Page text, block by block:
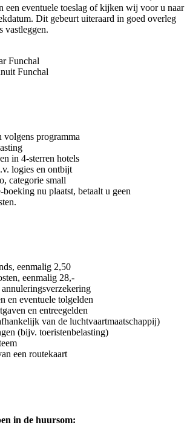
een eventuele toeslag of kijken wij voor u naar
Dit gebeurt uiteraard in goed overleg
vastleggen.
Funchal
Funchal
volgens programma
in 4-sterren hotels
logies en ontbijt
categorie small
nu plaatst, betaalt u geen
eenmalig 2,50
eenmalig 28,-
en eventuele tolgelden
en entreegelden
van de luchtvaartmaatschappij)
(bijv. toeristenbelasting)
een routekaart
in de huursom: